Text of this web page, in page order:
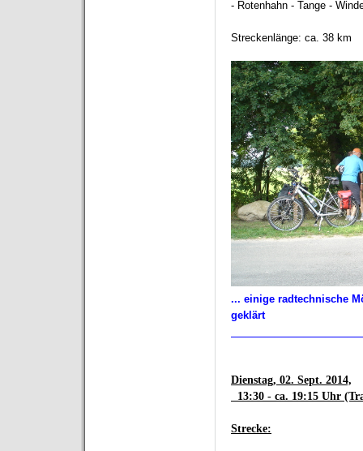
- Rotenhahn - Tange -
Streckenlänge: ca. 38 km
... einige radtechnische
geklärt
Dienstag, 02. Sept. 2014,
13:30 - ca. 19:15 Uhr
Strecke: